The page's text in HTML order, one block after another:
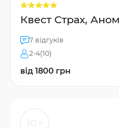
Квест Страх,
7 відгуків
2-4(10)
від 1800 грн